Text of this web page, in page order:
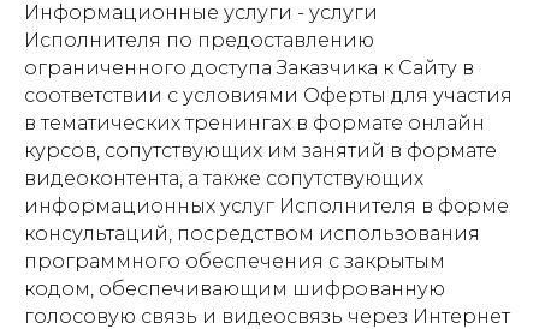
Информационные услуги - услуги
Исполнителя по предоставлению
ограниченного доступа Заказчика к Сайту в
соответствии с условиями Оферты для участия
в тематических тренингах в формате онлайн
курсов, сопутствующих им занятий в формате
видеоконтента, а также сопутствующих
информационных услуг Исполнителя в форме
консультаций, посредством использования
программного обеспечения с закрытым
кодом, обеспечивающим шифрованную
голосовую связь и видеосвязь через Интернет